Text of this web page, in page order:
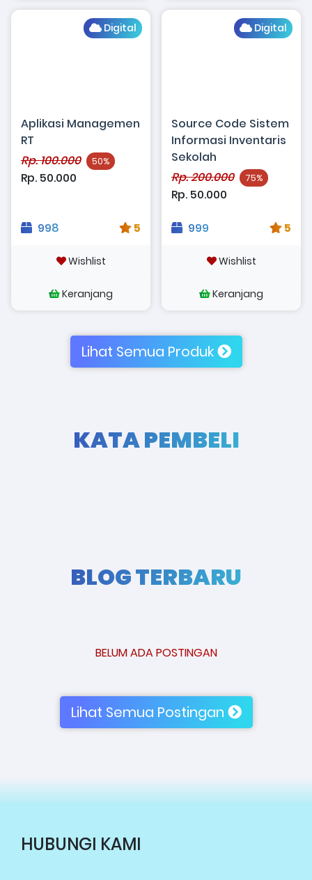
Digital
Aplikasi Managemen
RT
Rp. 100.000
50%
Rp. 50.000
998 5
Wishlist
Keranjang
Digital
Source Code Sistem
Informasi Inventaris
Sekolah
Rp. 200.000
75%
Rp. 50.000
999 5
Wishlist
Keranjang
Lihat Semua Produk
KATA PEMBELI
BLOG TERBARU
BELUM ADA POSTINGAN
Lihat Semua Postingan
HUBUNGI KAMI